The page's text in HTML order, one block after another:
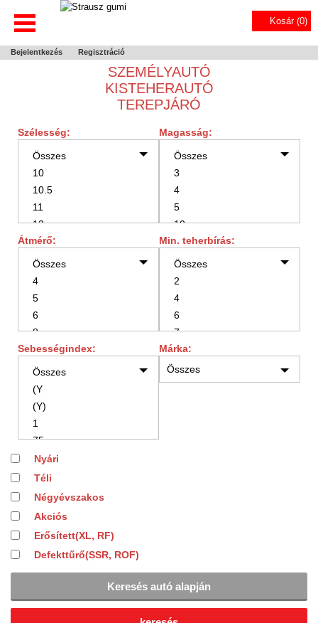
Kosár (0)
Bejelentkezés Regisztráció
SZEMÉLYAUTÓ
KISTEHERAUTÓ
TEREPJÁRÓ
Szélesség: Magasság:
Átmérő: Min. teherbírás:
Sebességindex: Márka:
Nyári
Téli
Négyévszakos
Akciós
Erősített(XL, RF)
Defekttűrő(SSR, ROF)
Keresés autó alapján